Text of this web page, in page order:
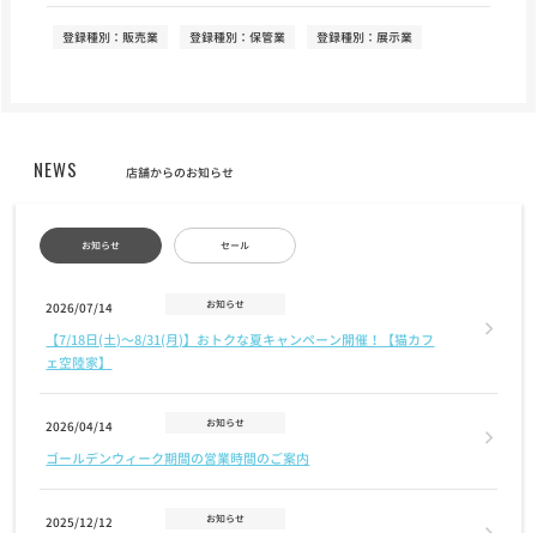
登録種別：販売業 登録種別：保管業 登録種別：展示業
NEWS 店舗からのお知らせ
お知らせ セール
2026/07/14 お知らせ
【7/18日(土)〜8/31(月)】おトクな夏キャンペーン開催！【猫カフ
ェ空陸家】
2026/04/14 お知らせ
ゴールデンウィーク期間の営業時間のご案内
2025/12/12 お知らせ